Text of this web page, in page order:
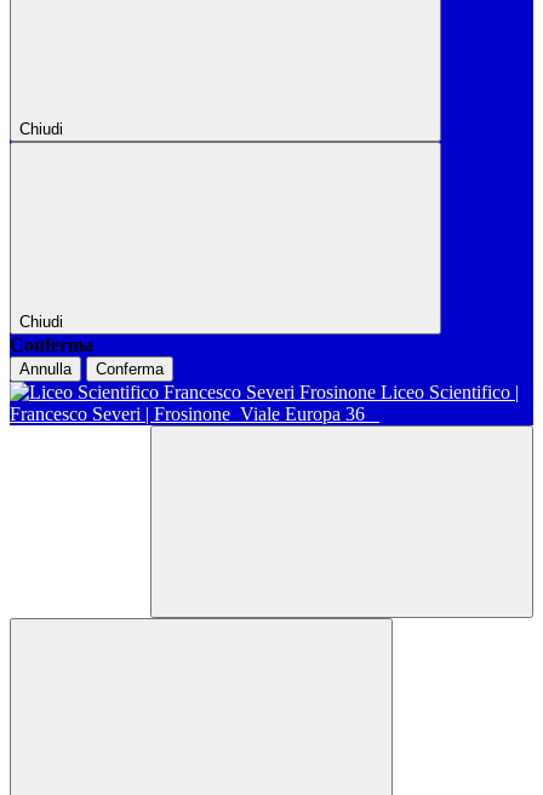
Chiudi
Chiudi
Conferma
Annulla Conferma
Liceo Scientifico |
Francesco Severi | Frosinone Viale Europa 36